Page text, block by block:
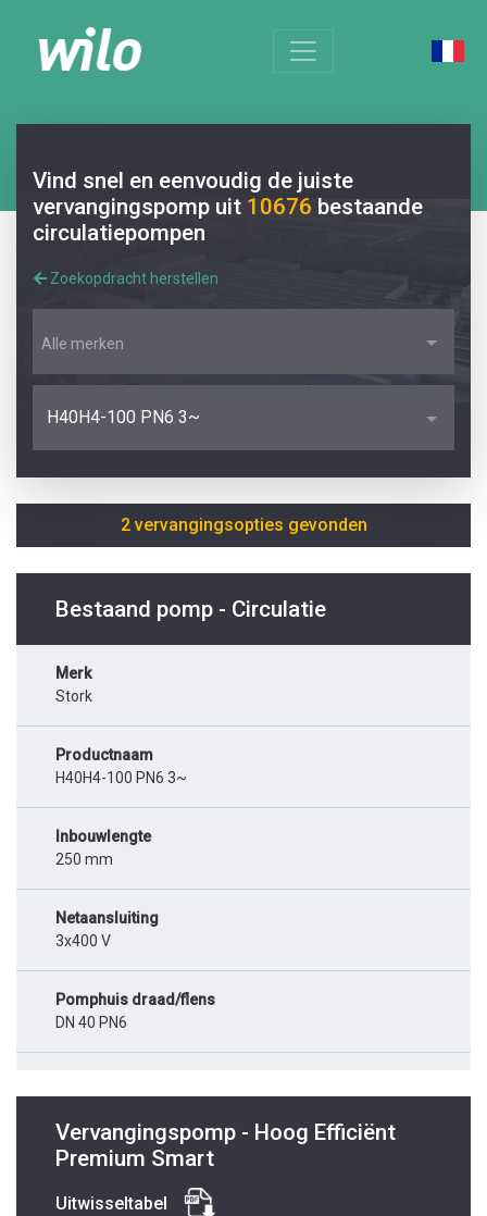
Vind snel en eenvoudig de juiste
vervangingspomp uit 10676 bestaande
circulatiepompen
Zoekopdracht herstellen
Alle merken
H40H4-100 PN6 3~
2 vervangingsopties gevonden
Bestaand pomp - Circulatie
Merk
Stork
Productnaam
H40H4-100 PN6 3~
Inbouwlengte
250 mm
Netaansluiting
3x400 V
Pomphuis draad/flens
DN 40 PN6
Vervangingspomp - Hoog Efficiënt
Premium Smart
Uitwisseltabel